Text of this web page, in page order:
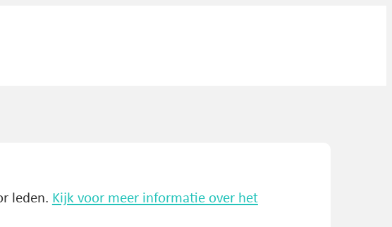
leden. Kijk voor meer informatie over het